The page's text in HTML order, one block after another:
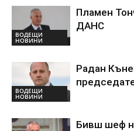
ВОДЕЩИ
НОВИНИ
Пламен
ДАНС
ВОДЕЩИ
НОВИНИ
Радан
Бивш шеф